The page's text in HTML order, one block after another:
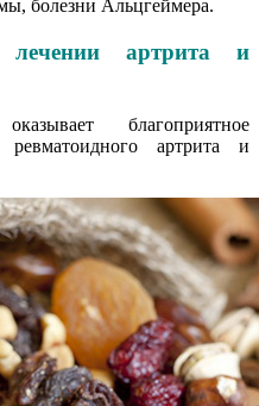
болезни Альцгеймера.
артрита и
благоприятное
артрита и